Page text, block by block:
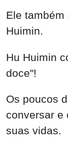
Ele também
Huimin.
Hu Huimin
doce"!
Os poucos
conversar e
suas vidas.